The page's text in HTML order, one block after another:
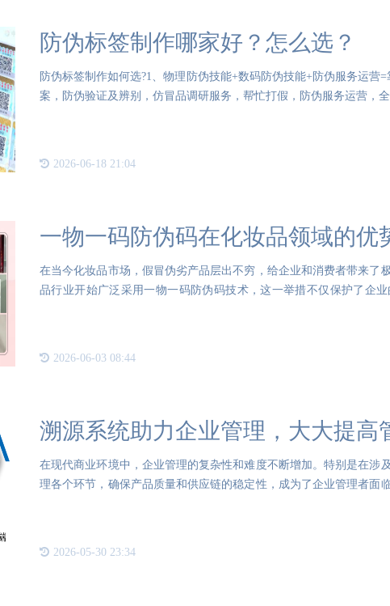
防伪标签制作哪家好？怎么选？
防伪标签制作如何选?1、物理防伪技能+数码防伪技能+防伪服务运营
案，防伪验证及辨别，仿冒品调研服务，帮忙打假，防伪服务运营，
2026-06-18 21:04
一物一码防伪码在化妆品领域的优
在当今化妆品市场，假冒伪劣产品层出不穷，给企业和消费者带来了
品行业开始广泛采用一物一码防伪码技术，这一举措不仅保护了企
2026-06-03 08:44
溯源系统助力企业管理，大大提高
在现代商业环境中，企业管理的复杂性和难度不断增加。特别是在涉
理各个环节，确保产品质量和供应链的稳定性，成为了企业管理者面
2026-05-30 23:34